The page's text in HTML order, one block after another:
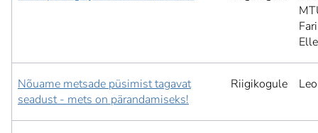
Nõuame metsade püsimist tagavat
seadust - mets on pärandamiseks!
Riigikogule